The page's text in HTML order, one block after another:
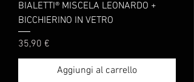
BIALETTI® MISCELA LEONARDO +
BICCHIERINO IN VETRO
Prezzo
35,90 €
Aggiungi al carrello